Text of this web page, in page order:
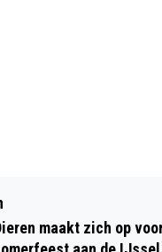
MIDDEL ERGER
18
TE VELP
maakt zich op